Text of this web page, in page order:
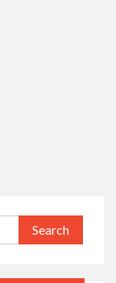
Search
for: